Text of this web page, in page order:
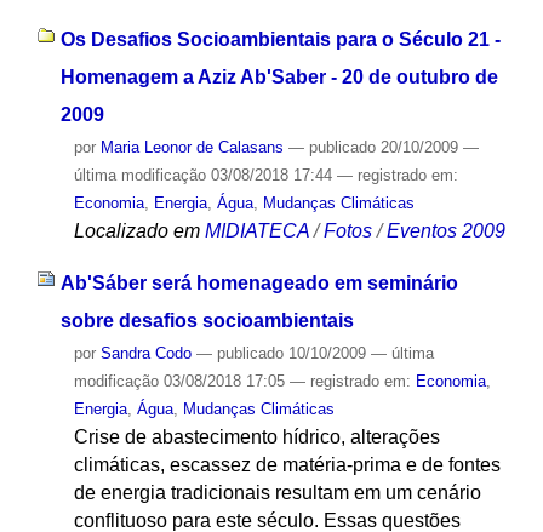
Os Desafios Socioambientais para o Século 21 -
Homenagem a Aziz Ab'Saber - 20 de outubro de
2009
por Maria Leonor de Calasans — publicado20/10/2009 —
última modificação03/08/2018 17:44 — registrado em:
Economia, Energia, Água, Mudanças Climáticas
Localizado em MIDIATECA /Fotos /Eventos 2009
Ab'Sáber será homenageado em seminário
sobre desafios socioambientais
por Sandra Codo — publicado10/10/2009 — última
modificação03/08/2018 17:05 — registrado em: Economia,
Energia, Água, Mudanças Climáticas
Crise de abastecimento hídrico, alterações
climáticas, escassez de matéria-prima e de fontes
de energia tradicionais resultam em um cenário
conflituoso para este século. Essas questões